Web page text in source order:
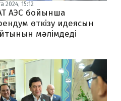
2024, 15:12
АЭС бойынша
өткізу идеясын
мәлімдеді